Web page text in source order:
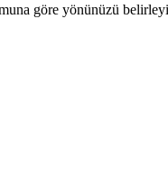
göre yönünüzü